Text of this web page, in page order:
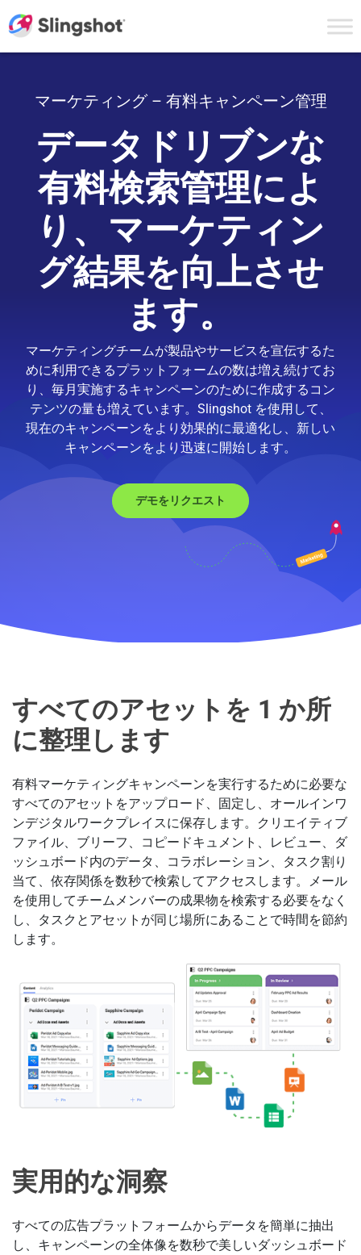
マーケティング – 有料キャンペーン管理
データドリブンな
有料検索管理によ
り、マーケティン
グ結果を向上させ
ます。
マーケティングチームが製品やサービスを宣伝するた
めに利用できるプラットフォームの数は増え続けてお
り、毎月実施するキャンペーンのために作成するコン
テンツの量も増えています。Slingshot を使用して、
現在のキャンペーンをより効果的に最適化し、新しい
キャンペーンをより迅速に開始します。
デモをリクエスト
有料マーケティングキャン
すべてのアセットを 1 か所
に整理します
有料マーケティングキャンペーンを実行するために必要な
すべてのアセットをアップロード、固定し、オールインワ
ンデジタルワークプレイスに保存します。クリエイティブ
ファイル、ブリーフ、コピードキュメント、レビュー、ダ
ッシュボード内のデータ、コラボレーション、タスク割り
当て、依存関係を数秒で検索してアクセスします。メール
を使用してチームメンバーの成果物を検索する必要をなく
し、タスクとアセットが同じ場所にあることで時間を節約
します。
実用的な洞察
すべての広告プラットフォームからデータを簡単に抽出
し、キャンペーンの全体像を数秒で美しいダッシュボード